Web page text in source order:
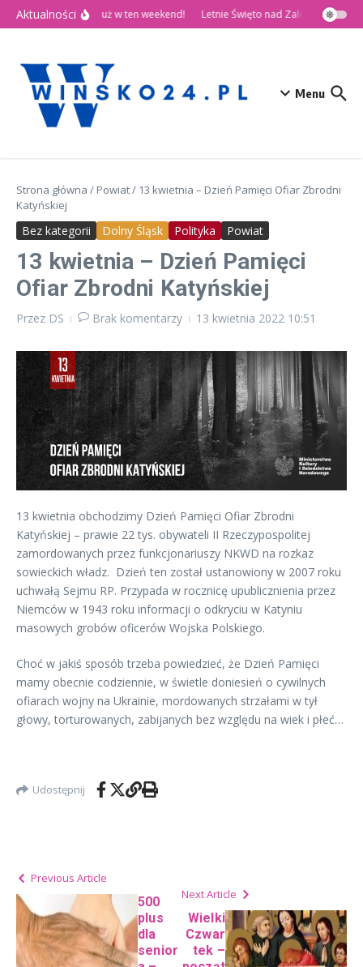
Przejdź do treści
Aktualności
🎉 Dni Wińska 2026 już w ten weekend! Letnie Święto nad Zalewem Słup
Menu
Strona główna / Powiat/ 13 kwietnia – Dzień Pamięci Ofiar Zbrodni
Katyńskiej
Bez kategorii Dolny Śląsk Polityka Powiat
13 kwietnia – Dzień Pamięci
Ofiar Zbrodni Katyńskiej
Przez DS Brak komentarzy 13 kwietnia 2022 10:51
13 kwietnia obchodzimy Dzień Pamięci Ofiar Zbrodni
Katyńskiej – prawie 22 tys. obywateli II Rzeczypospolitej
zamordowanych przez funkcjonariuszy NKWD na rozkaz
sowieckich władz. Dzień ten został ustanowiony w 2007 roku
uchwałą Sejmu RP. Przypada w rocznicę upublicznienia przez
Niemców w 1943 roku informacji o odkryciu w Katyniu
masowych grobów oficerów Wojska Polskiego.
Choć w jakiś sposób trzeba powiedzieć, że Dzień Pamięci
mamy obecnie codziennie, w świetle doniesień o cywilnych
ofiarach wojny na Ukrainie, mordowanych strzałami w tył
głowy, torturowanych, zabijanych bez względu na wiek i płeć…
Udostępnij
Previous Article
500
plus
dla
senior
Next Article
Wielki
Czwar
tek –